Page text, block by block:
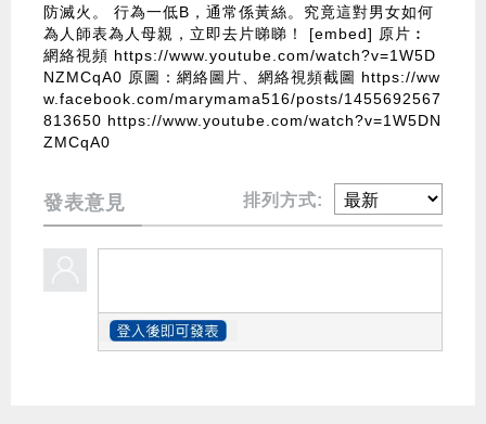
防滅火。 行為一低B，通常係黃絲。究竟這對男女如何
為人師表為人母親，立即去片睇睇！ [embed] 原片︰
網絡視頻 https://www.youtube.com/watch?v=1W5D
NZMCqA0 原圖：網絡圖片、網絡視頻截圖 https://ww
w.facebook.com/marymama516/posts/1455692567
813650 https://www.youtube.com/watch?v=1W5DN
ZMCqA0
發表意見 排列方式: